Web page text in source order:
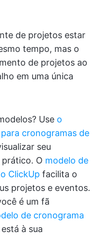
de projetos estar
tempo, mas o
de projetos ao
em uma única
Use o
cronogramas de
seu
O modelo de
ClickUp facilita o
projetos e eventos.
é um fã
de cronograma
à sua